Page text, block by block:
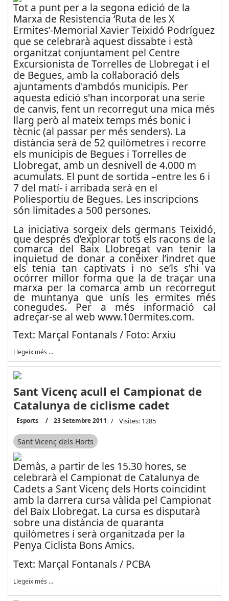
Tot a punt per a la segona edició de la
Marxa de Resistencia ‘Ruta de les X
Ermites’-Memorial Xavier Teixidó Podríguez
que se celebrarà aquest dissabte i està
organitzat conjuntament pel Centre
Excursionista de Torrelles de Llobregat i el
de Begues, amb la col·laboració dels
ajuntaments d'ambdós municipis. Per
aquesta edició s'han incorporat una serie
de canvis, fent un recorregut una mica més
llarg però al mateix temps més bonic i
tècnic (al passar per més senders). La
distància serà de 52 quilòmetres i recorre
els municipis de Begues i Torrelles de
Llobregat, amb un desnivell de 4.000 m
acumulats. El punt de sortida –entre les 6 i
7 del matí- i arribada serà en el
Poliesportiu de Begues. Les inscripcions
són limitades a 500 persones.
La iniciativa sorgeix dels germans Teixidó,
que després d’explorar tots els racons de la
comarca del Baix Llobregat van tenir la
inquietud de donar a conèixer l’indret que
els tenia tan captivats i no se’ls s’hi va
ocórrer millor forma que la de traçar una
marxa per la comarca amb un recorregut
de muntanya que unís les ermites més
conegudes. Per a més informació cal
adreçar-se al web www.10ermites.com.
Text: Marçal Fontanals / Foto: Arxiu
Llegeix més …
Sant Vicenç acull el Campionat de
Catalunya de ciclisme cadet
Esports 23 Setembre 2011 Visites: 1285
Sant Vicenç dels Horts
Demàs, a partir de les 15.30 hores, se
celebrarà el Campionat de Catalunya de
Cadets a Sant Vicenç dels Horts coincidint
amb la darrera cursa vàlida pel Campionat
del Baix Llobregat. La cursa es disputarà
sobre una distància de quaranta
quilòmetres i serà organitzada per la
Penya Ciclista Bons Amics.
Text: Marçal Fontanals / PCBA
Llegeix més …